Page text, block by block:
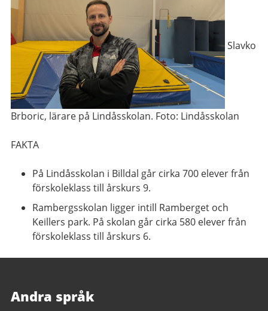
Slavko
Brboric, lärare på Lindåsskolan. Foto: Lindåsskolan
FAKTA
På Lindåsskolan i Billdal går cirka 700 elever från
förskoleklass till årskurs 9.
Rambergsskolan ligger intill Ramberget och
Keillers park. På skolan går cirka 580 elever från
förskoleklass till årskurs 6.
Andra språk